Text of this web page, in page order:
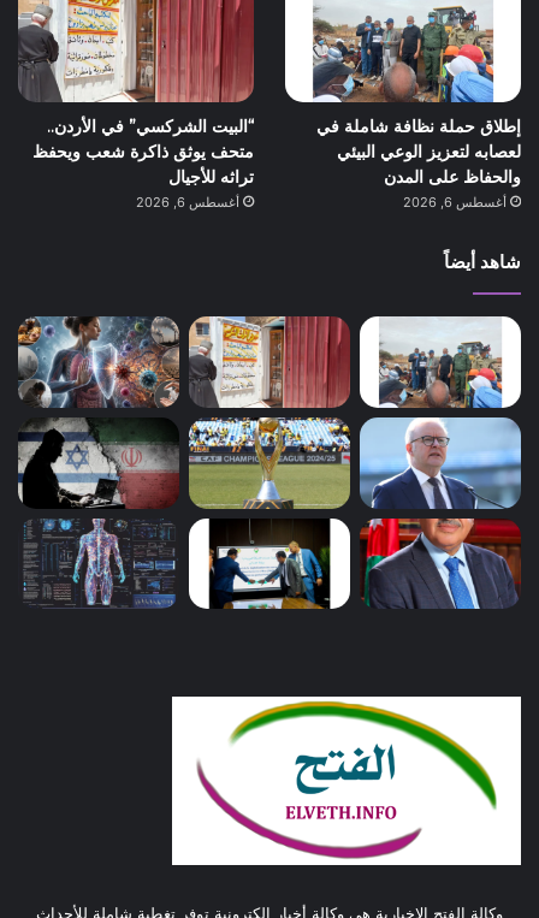
إطلاق حملة نظافة شاملة في
لعصابه لتعزيز الوعي البيئي
والحفاظ على المدن
أغسطس 6, 2026
“البيت الشركسي” في الأردن..
متحف يوثق ذاكرة شعب ويحفظ
تراثه للأجيال
أغسطس 6, 2026
شاهد أيضاً
وكالة الفتح الإخبارية هي وكالة أخبار إلكترونية توفر تغطية شاملة للأحداث